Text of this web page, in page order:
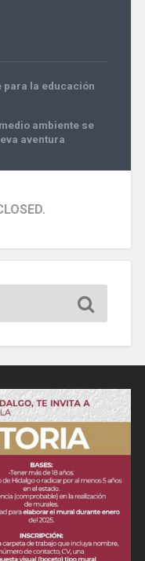
para la educación
ambiente se
aventura